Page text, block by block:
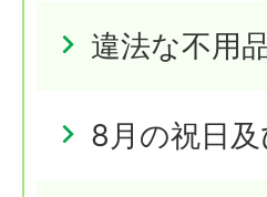
違法な不用
8月の祝日